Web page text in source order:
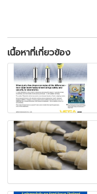
เนื้อหาที่เกี่ยวข้อง